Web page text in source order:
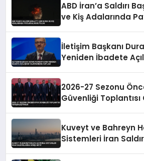
ABD İran’a Saldırı
ve Kiş Adalarında
İletişim Başkanı
Yeniden İbadete
2026-27 Sezonu
Güvenliği
Kuveyt ve Bahreyn
Sistemleri İran